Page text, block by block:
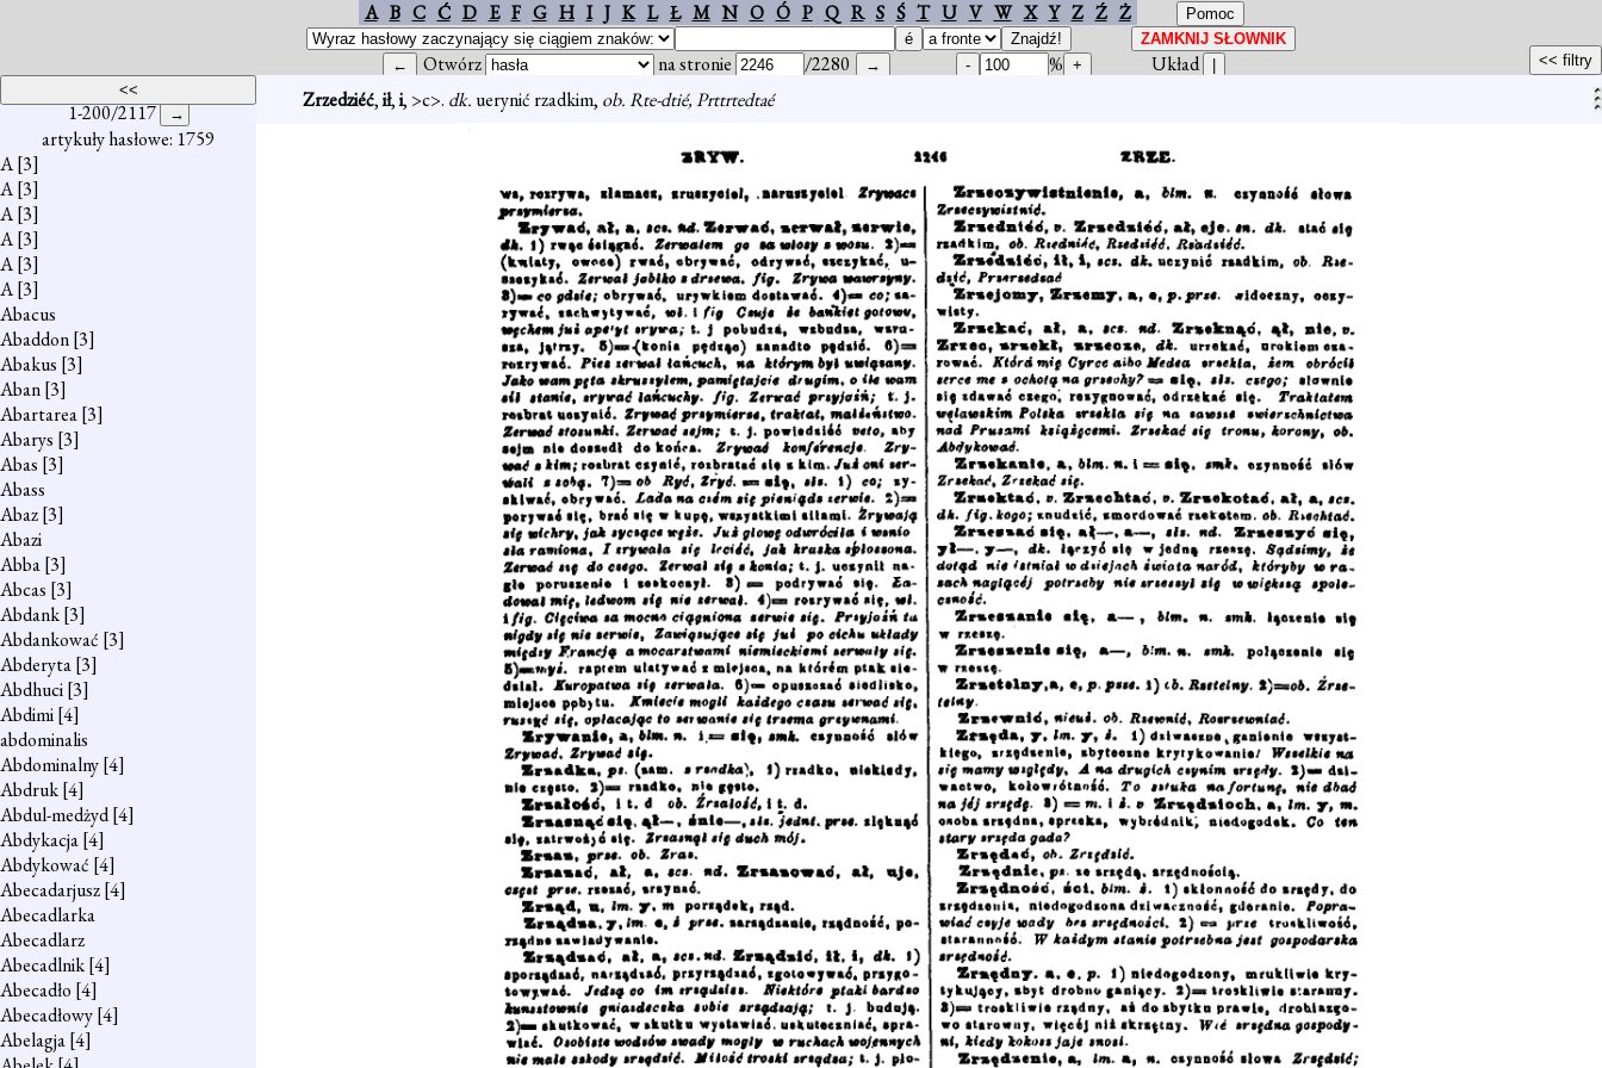
A B C Ć D E F G H I J K L Ł M N O Ó P Q R S Ś T U V W X Y Z Ź Ż
Otwórz na stronie /2280 %
Układ
1-200/2117
artykuły hasłowe: 1759
A[3]
A[3]
A[3]
A[3]
A[3]
A[3]
Abacus
Abaddon[3]
Abakus [3]
Aban[3]
Abartarea[3]
Abarys [3]
Abas [3]
Abass
Abaz[3]
Abazi
Abba[3]
Abcas [3]
Abdank[3]
Abdankować [3]
Abderyta[3]
Abdhuci[3]
Abdimi[4]
abdominalis
Abdominalny[4]
Abdruk[4]
Abdul-medżyd[4]
Abdykacja[4]
Abdykować [4]
Abecadarjusz[4]
Abecadlarka
Abecadlarz
Abecadlnik[4]
Abecadło [4]
Abecadłowy[4]
Abelagja[4]
Zrzedziéć,ił,i, >c>. dk. uerynić rzadkim, ob. Rte-dtié, Prttrtedtaé